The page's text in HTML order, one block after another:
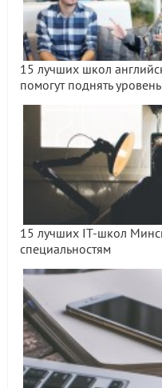
15 лучших школ
помогут поднять
15 лучших IT-школ
специальностям